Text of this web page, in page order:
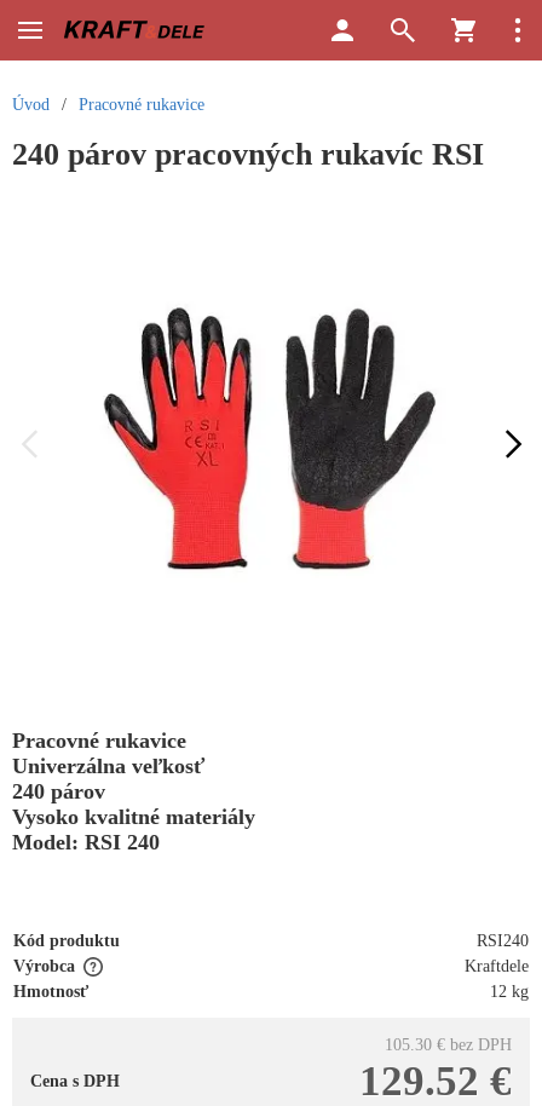
Úvod / Pracovné rukavice
240 párov pracovných rukavíc RSI
Pracovné rukavice
Univerzálna veľkosť
240 párov
Vysoko kvalitné materiály
Model: RSI 240
Kód produktu
RSI240
Výrobca
Kraftdele
Hmotnosť
12 kg
105.30 € bez DPH
129.52 €
Cena s DPH